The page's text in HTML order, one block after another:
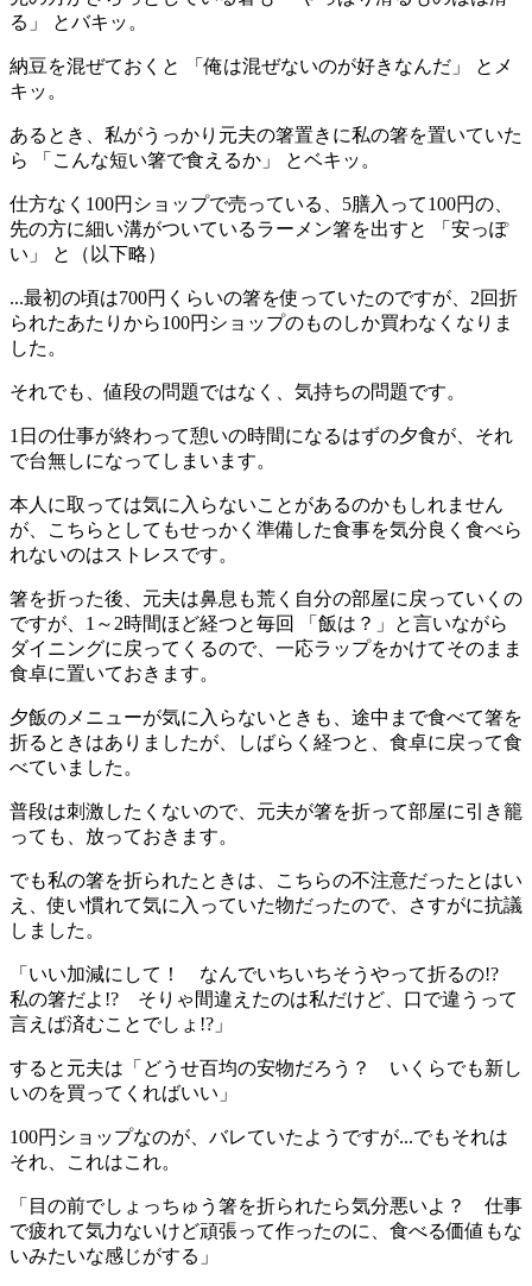
る」 とバキッ。
納豆を混ぜておくと 「俺は混ぜないのが好きなんだ」 とメ
キッ。
あるとき、私がうっかり元夫の箸置きに私の箸を置いていた
ら 「こんな短い箸で食えるか」 とベキッ。
仕方なく100円ショップで売っている、5膳入って100円の、
先の方に細い溝がついているラーメン箸を出すと 「安っぽ
い」 と（以下略）
...最初の頃は700円くらいの箸を使っていたのですが、2回折
られたあたりから100円ショップのものしか買わなくなりま
した。
それでも、値段の問題ではなく、気持ちの問題です。
1日の仕事が終わって憩いの時間になるはずの夕食が、それ
で台無しになってしまいます。
本人に取っては気に入らないことがあるのかもしれません
が、こちらとしてもせっかく準備した食事を気分良く食べら
れないのはストレスです。
箸を折った後、元夫は鼻息も荒く自分の部屋に戻っていくの
ですが、1～2時間ほど経つと毎回 「飯は？」と言いながら
ダイニングに戻ってくるので、一応ラップをかけてそのまま
食卓に置いておきます。
夕飯のメニューが気に入らないときも、途中まで食べて箸を
折るときはありましたが、しばらく経つと、食卓に戻って食
べていました。
普段は刺激したくないので、元夫が箸を折って部屋に引き籠
っても、放っておきます。
でも私の箸を折られたときは、こちらの不注意だったとはい
え、使い慣れて気に入っていた物だったので、さすがに抗議
しました。
「いい加減にして！ なんでいちいちそうやって折るの!?
私の箸だよ!? そりゃ間違えたのは私だけど、口で違うって
言えば済むことでしょ!?」
すると元夫は「どうせ百均の安物だろう？ いくらでも新し
いのを買ってくればいい」
100円ショップなのが、バレていたようですが...でもそれは
それ、これはこれ。
「目の前でしょっちゅう箸を折られたら気分悪いよ？ 仕事
で疲れて気力ないけど頑張って作ったのに、食べる価値もな
いみたいな感じがする」